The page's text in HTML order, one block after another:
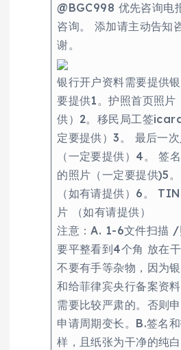
@BGC998 优先咨询电
咨询。 添加请主动告知
谢。
银行开户资料需要提供
要提供1。护照首页照片
供）2。移民局工签
定要提供）3。 最后一
（一定要提供）4。 签
的照片（一定要提供)5
（如有请提供）6。
片 （如有请提供）
注意：A. 1-6文件扫描 /
要平整看到4个角 放在
不要有手等杂物，因为
和给菲律宾央行备案资
需要比较严肃的。否则
申请周期变长。B.签名
样，且纸张为干净的纯